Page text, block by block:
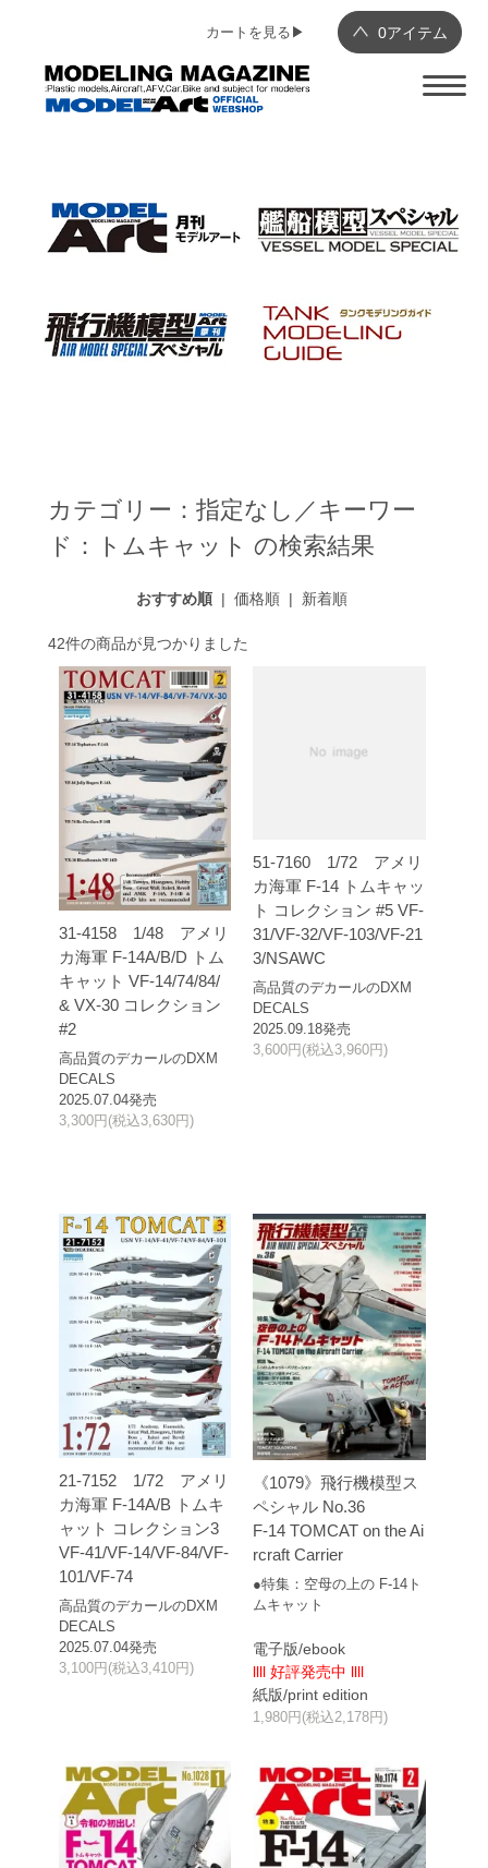
0アイテム
カートを見る▶︎
カテゴリー：指定なし／キーワー
ド：トムキャット の検索結果
おすすめ順 |価格順 | 新着順
42件の商品が見つかりました
31-4158 1/48 アメリ
カ海軍 F-14A/B/D トム
キャット VF-14/74/84/
& VX-30 コレクション
#2
高品質のデカールのDXM
DECALS
2025.07.04発売
3,300円(税込3,630円)
51-7160 1/72 アメリ
カ海軍 F-14 トムキャッ
ト コレクション #5 VF-
31/VF-32/VF-103/VF-21
3/NSAWC
高品質のデカールのDXM
DECALS
2025.09.18発売
3,600円(税込3,960円)
21-7152 1/72 アメリ
カ海軍 F-14A/B トムキ
ャット コレクション3
VF-41/VF-14/VF-84/VF-
101/VF-74
高品質のデカールのDXM
DECALS
2025.07.04発売
3,100円(税込3,410円)
《1079》飛行機模型ス
ペシャル No.36
F-14 TOMCAT on the Ai
rcraft Carrier
●特集：空母の上の F-14ト
ムキャット
電子版/ebook
llll 好評発売中 llll
紙版/print edition
1,980円(税込2,178円)